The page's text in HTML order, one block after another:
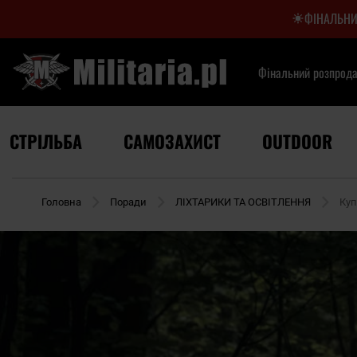
Фінальний
СТРІЛЬБА САМОЗАХИСТ OUTDOOR
Головна Поради ЛІХТАРИКИ ТА ОСВІТЛЕННЯ